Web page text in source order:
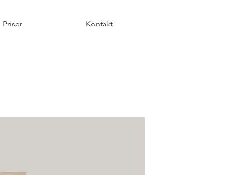
Priser Kontakt